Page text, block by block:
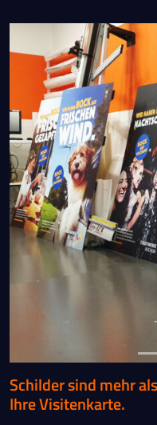
Schilder sind mehr
Ihre Visitenkarte.
Previous